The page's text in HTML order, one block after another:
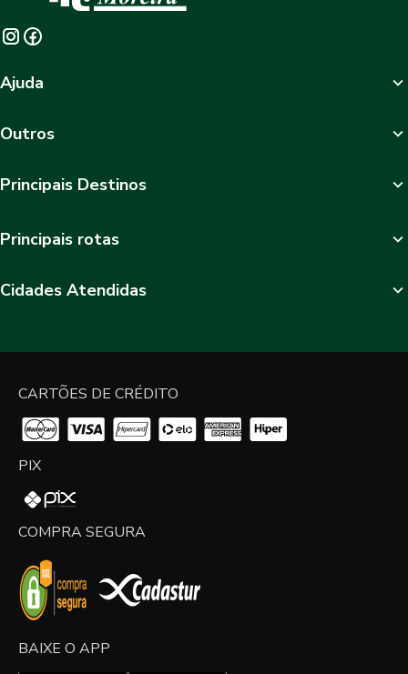
Ajuda
Outros
Principais Destinos
Principais rotas
Cidades Atendidas
CARTÕES DE CRÉDITO
PIX
COMPRA SEGURA
BAIXE O APP